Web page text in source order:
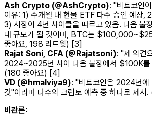
Ash Crypto (@AshCrypto): "비트코인
이유: 1) 수개월 내 현물 ETF 다수 승인 예상,
3) 시장이 4년 사이클을 따르고 있음. 다음 불
대 규모가 될 것이며, BTC는
좋아요, 198 리트윗) [3]
Rajat Soni, CFA (@Rajatsoni): "제 의견
2024~2025년 사이 다음 불장에서 $100K를
(180 좋아요) [4]
VD (@hmalviya9): "비트코인은 2024년
것"이라며 다수의 크립토 예측 중 하나로 제
비관론: